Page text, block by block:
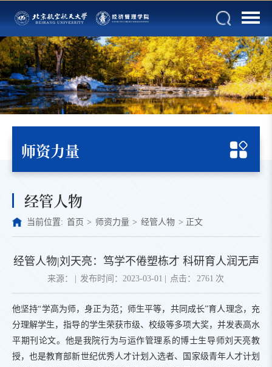
师资力量
经管人物
当前位置: 首页 > 师资力量 > 经管人物 > 正文
经管人物|刘天亮：笃学不倦塑栋才 科研育人润无声
来源： 发布时间：2023-03-01 点击： 2761 次
他坚持“学高为师，身正为范；师生平等，共同成长”育人理念，充
分理解学生，指导的学生荣获市级、校级等多项大奖，并发表高水
平期刊论文。他是我院行为与运作管理系的博士生导师刘天亮教
授，也是教育部新世纪优秀人才计划入选者、国家级青年人才计划